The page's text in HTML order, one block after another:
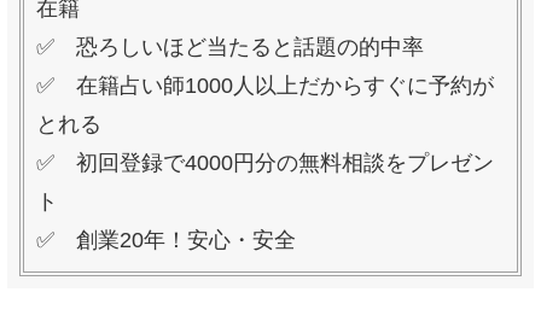
在籍
✅ 恐ろしいほど当たると話題の的中率
✅ 在籍占い師1000人以上だからすぐに予約が
とれる
✅ 初回登録で4000円分の無料相談をプレゼン
ト
✅ 創業20年！安心・安全